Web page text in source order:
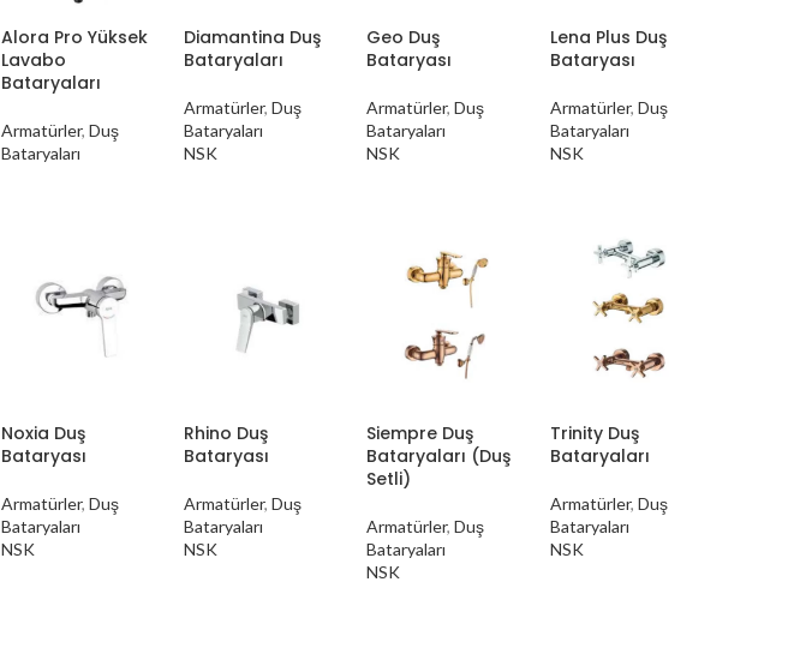
Alora Pro Yüksek
Lavabo
Bataryaları
Armatürler, Duş
Bataryaları
Diamantina Duş
Bataryaları
Armatürler, Duş
Bataryaları
NSK
Geo Duş
Bataryası
Armatürler,Duş
Bataryaları
NSK
Lena Plus Duş
Bataryası
Armatürler, Duş
Bataryaları
NSK
Noxia Duş
Bataryası
Armatürler, Duş
Bataryaları
NSK
Rhino Duş
Bataryası
Armatürler, Duş
Bataryaları
NSK
Siempre Duş
Bataryaları (Duş
Setli)
Armatürler,Duş
Bataryaları
NSK
Trinity Duş
Bataryaları
Armatürler, Duş
Bataryaları
NSK